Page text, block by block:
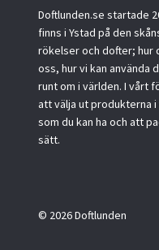
Doftlunden.se startade
finns i Ystad på den
rökelser och dofter; hur
oss, hur vi kan använda
runt om i världen. I vårt
att välja ut produkterna
som du kan ha och att
sätt.
© 2026 Doftlunden